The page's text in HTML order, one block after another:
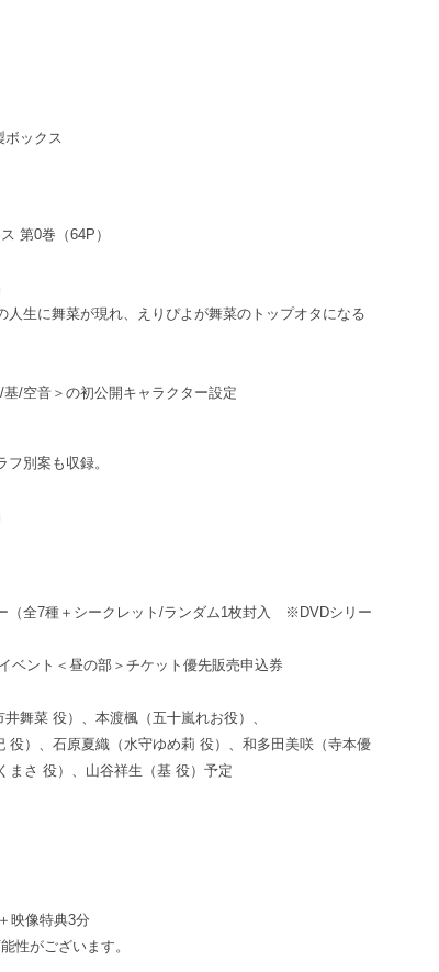
ボックス
第0巻（64P）
生に舞菜が現れ、えりぴよが舞菜のトップオタになる
/空音＞の初公開キャラクター設定
別案も収録。
（全7種＋シークレット/ランダム1枚封入 ※DVDシリー
ベント＜昼の部＞チケット優先販売申込券
舞菜 役）、本渡楓（五十嵐れお役）、
）、石原夏織（水守ゆめ莉 役）、和多田美咲（寺本優
まさ 役）、山谷祥生（基 役）予定
映像特典3分
性がございます。